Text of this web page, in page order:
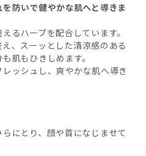
防いで健やかな肌へと導きま
るハーブを配合しています。
、スーッとした清涼感のある
肌もひきしめます。
ッシュし、爽やかな肌へ導き
にとり、顔や首になじませて